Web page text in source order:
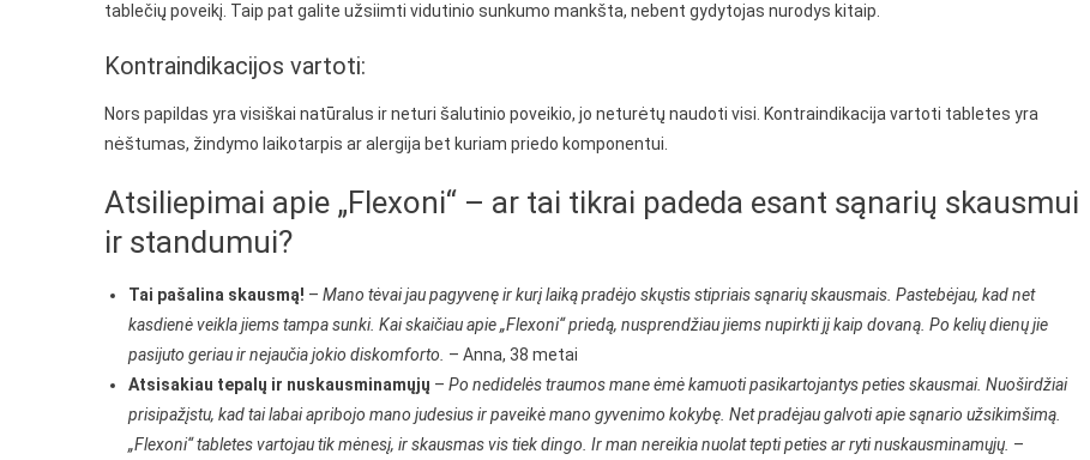
tablečių poveikį. Taip pat galite užsiimti vidutinio sunkumo mankšta, nebent gydytojas nurodys kitaip.
Kontraindikacijos vartoti:
Nors papildas yra visiškai natūralus ir neturi šalutinio poveikio, jo neturėtų naudoti visi. Kontraindikacija vartoti tabletes yra
nėštumas, žindymo laikotarpis ar alergija bet kuriam priedo komponentui.
Atsiliepimai apie „Flexoni“ – ar tai tikrai padeda esant sąnarių skausmui
ir standumui?
Tai pašalina skausmą! – Mano tėvai jau pagyvenę ir kurį laiką pradėjo skųstis stipriais sąnarių skausmais. Pastebėjau, kad net
kasdienė veikla jiems tampa sunki. Kai skaičiau apie „Flexoni“ priedą, nusprendžiau jiems nupirkti jį kaip dovaną. Po kelių dienų jie
pasijuto geriau ir nejaučia jokio diskomforto. – Anna, 38 metai
Atsisakiau tepalų ir nuskausminamųjų – Po nedidelės traumos mane ėmė kamuoti pasikartojantys peties skausmai. Nuoširdžiai
prisipažįstu, kad tai labai apribojo mano judesius ir paveikė mano gyvenimo kokybę. Net pradėjau galvoti apie sąnario užsikimšimą.
„Flexoni“ tabletes vartojau tik mėnesį, ir skausmas vis tiek dingo. Ir man nereikia nuolat tepti peties ar ryti nuskausminamųjų. –